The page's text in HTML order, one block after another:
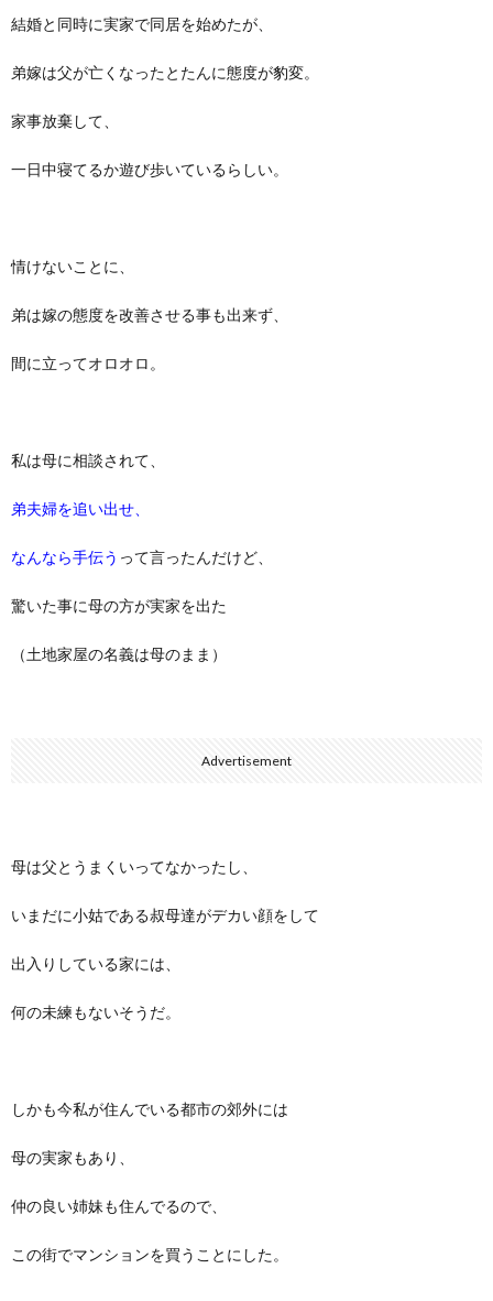
人体の中身が左右非対称なのは繊毛が回転運動をして左側に流れが...
結婚と同時に実家で同居を始めたが、
弟嫁は父が亡くなったとたんに態度が豹変。
家事放棄して、
一日中寝てるか遊び歩いているらしい。
情けないことに、
弟は嫁の態度を改善させる事も出来ず、
間に立ってオロオロ。
私は母に相談されて、
弟夫婦を追い出せ、
なんなら手伝う って言ったんだけど、
驚いた事に母の方が実家を出た
（土地家屋の名義は母のまま）
Advertisement
母は父とうまくいってなかったし、
いまだに小姑である叔母達がデカい顔をして
出入りしている家には、
何の未練もないそうだ。
しかも今私が住んでいる都市の郊外には
母の実家もあり、
仲の良い姉妹も住んでるので、
この街でマンションを買うことにした。